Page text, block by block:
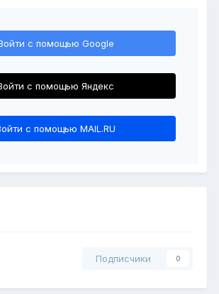
с помощью Google
с помощью Яндекс
с помощью MAIL.RU
Подписчики 0